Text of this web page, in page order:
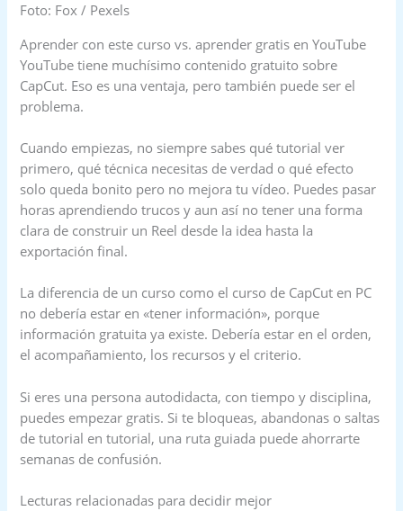
Foto: Fox / Pexels
Aprender con este curso vs. aprender gratis en YouTube
YouTube tiene muchísimo contenido gratuito sobre
CapCut. Eso es una ventaja, pero también puede ser el
problema.
Cuando empiezas, no siempre sabes qué tutorial ver
primero, qué técnica necesitas de verdad o qué efecto
solo queda bonito pero no mejora tu vídeo. Puedes pasar
horas aprendiendo trucos y aun así no tener una forma
clara de construir un Reel desde la idea hasta la
exportación final.
La diferencia de un curso como el curso de CapCut en PC
no debería estar en «tener información», porque
información gratuita ya existe. Debería estar en el orden,
el acompañamiento, los recursos y el criterio.
Si eres una persona autodidacta, con tiempo y disciplina,
puedes empezar gratis. Si te bloqueas, abandonas o saltas
de tutorial en tutorial, una ruta guiada puede ahorrarte
semanas de confusión.
Lecturas relacionadas para decidir mejor